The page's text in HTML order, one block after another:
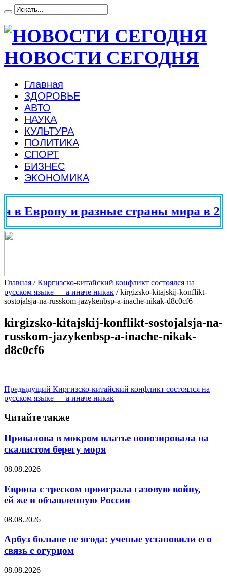
НОВОСТИ СЕГОДНЯ
Главная
ЗДОРОВЬЕ
АВТО
НАУКА
КУЛЬТУРА
ПОЛИТИКА
СПОРТ
БИЗНЕС
ЭКОНОМИКА
Европу и разные страны мира в
Главная /Киргизско-китайский конфликт состоялся на
русском языке — а иначе никак /kirgizsko-kitajskij-konflikt-
sostojalsja-na-russkom-jazykenbsp-a-inache-nikak-d8c0cf6
kirgizsko-kitajskij-konflikt-sostojalsja-na-
russkom-jazykenbsp-a-inache-nikak-
d8c0cf6
Предыдущий Киргизско-китайский конфликт состоялся на
русском языке — а иначе никак
Читайте также
Привалова в мокром платье попозировала на
скалистом берегу моря
08.08.2026
Европа с треском проиграла газовую войну,
ей же и объявленную России
08.08.2026
Арбуз больше не ягода: ученые установили его
связь с огурцом
08.08.2026